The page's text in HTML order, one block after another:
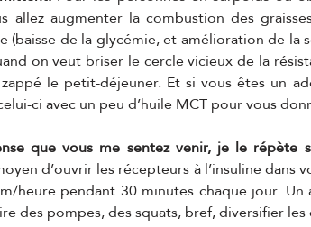
allez augmenter la combustion des
de la glycémie, et amélioration de la
on veut briser le cercle vicieux de la
le petit-déjeuner. Et si vous êtes un
ci avec un peu d’huile MCT pour vous
que vous me sentez venir, je le répète
d’ouvrir les récepteurs à l’insuline dans
heure pendant 30 minutes chaque jour. Un
des pompes, des squats, bref, diversifier les